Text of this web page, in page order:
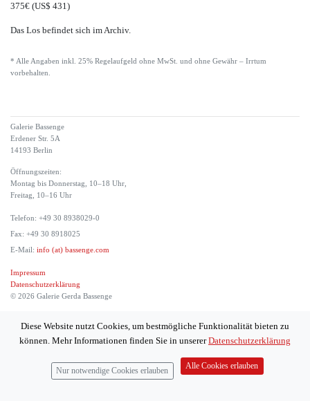
375€ (US$ 431)
Das Los befindet sich im Archiv.
* Alle Angaben inkl. 25% Regelaufgeld ohne MwSt. und ohne Gewähr – Irrtum
vorbehalten.
Galerie Bassenge
Erdener Str. 5A
14193 Berlin
Öffnungszeiten:
Montag bis Donnerstag, 10–18 Uhr,
Freitag, 10–16 Uhr
Telefon: +49 30 8938029-0
Fax: +49 30 8918025
E-Mail: info (at) bassenge.com
Impressum
Datenschutzerklärung
© 2026 Galerie Gerda Bassenge
Diese Website nutzt Cookies, um bestmögliche Funktionalität bieten zu
können. Mehr Informationen finden Sie in unsererDatenschutzerklärung
Nur notwendige Cookies erlauben
Alle Cookies erlauben